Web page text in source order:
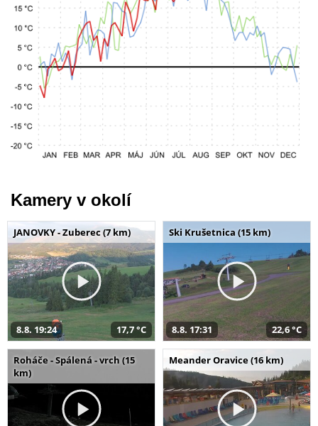
Kamery v okolí
JANOVKY - Zuberec (7 km)
8.8. 19:24 17,7 °C
Ski Krušetnica (15 km)
8.8. 17:31 22,6 °C
Roháče - Spálená - vrch (15
km)
Meander Oravice (16 km)